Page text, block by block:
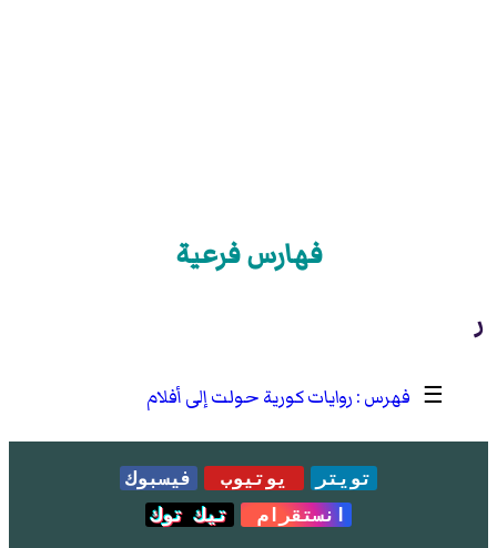
فهارس فرعية
ر
☰ روايات كورية حولت إلى أفلام
تويتر يوتيوب
فيسبوك
انستقرام
تيك توك